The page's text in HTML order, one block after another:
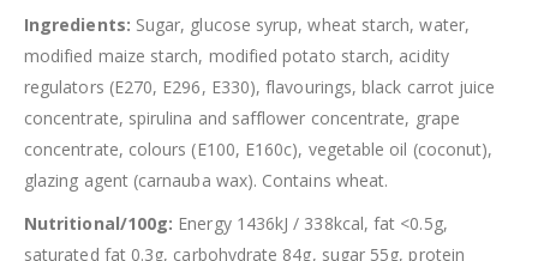
Ingredients: Sugar, glucose syrup, wheat starch, water,
modified maize starch, modified potato starch, acidity
regulators (E270, E296, E330), flavourings, black carrot juice
concentrate, spirulina and safflower concentrate, grape
concentrate, colours (E100, E160c), vegetable oil (coconut),
glazing agent (carnauba wax). Contains wheat.
Nutritional/100g: Energy 1436kJ / 338kcal, fat <0.5g,
saturated fat 0.3g, carbohydrate 84g, sugar 55g, protein